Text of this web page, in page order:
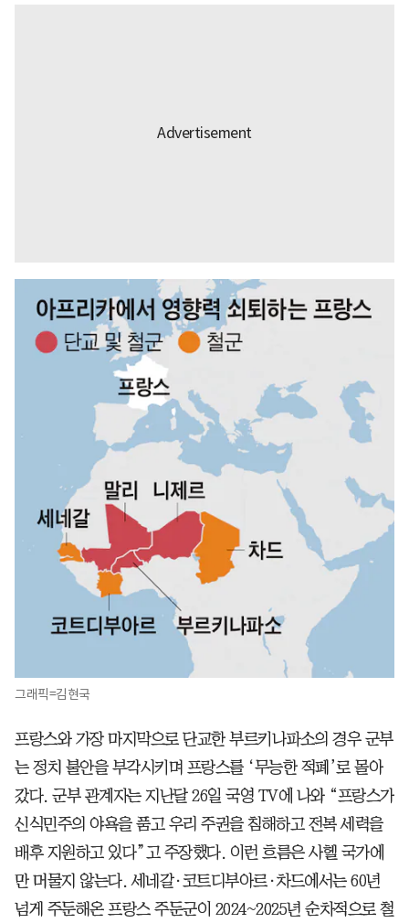
그래픽=김현국
프랑스와 가장 마지막으로 단교한 부르키나파소의 경우 군부
는 정치 불안을 부각시키며 프랑스를 ‘무능한 적폐’로 몰아
갔다. 군부 관계자는 지난달 26일 국영 TV에 나와 “프랑스가
신식민주의 야욕을 품고 우리 주권을 침해하고 전복 세력을
배후 지원하고 있다”고 주장했다. 이런 흐름은 사헬 국가에
만 머물지 않는다. 세네갈·코트디부아르·차드에서는 60년
넘게 주둔해온 프랑스 주둔군이 2024~2025년 순차적으로 철